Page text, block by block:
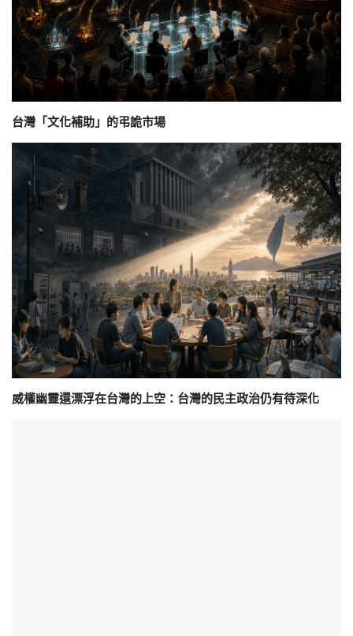
台灣「文化補助」的弔詭市場
威權幽靈還漂浮在台灣的上空：台灣的民主政治仍有待深化